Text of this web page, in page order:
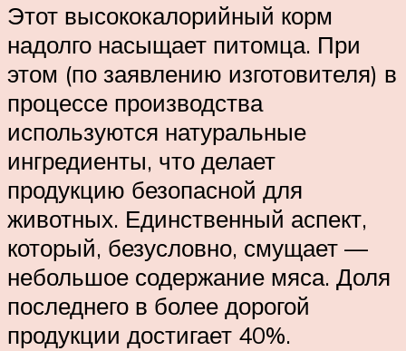
Этот высококалорийный корм
надолго насыщает питомца. При
этом (по заявлению изготовителя) в
процессе производства
используются натуральные
ингредиенты, что делает
продукцию безопасной для
животных. Единственный аспект,
который, безусловно, смущает —
небольшое содержание мяса. Доля
последнего в более дорогой
продукции достигает 40%.